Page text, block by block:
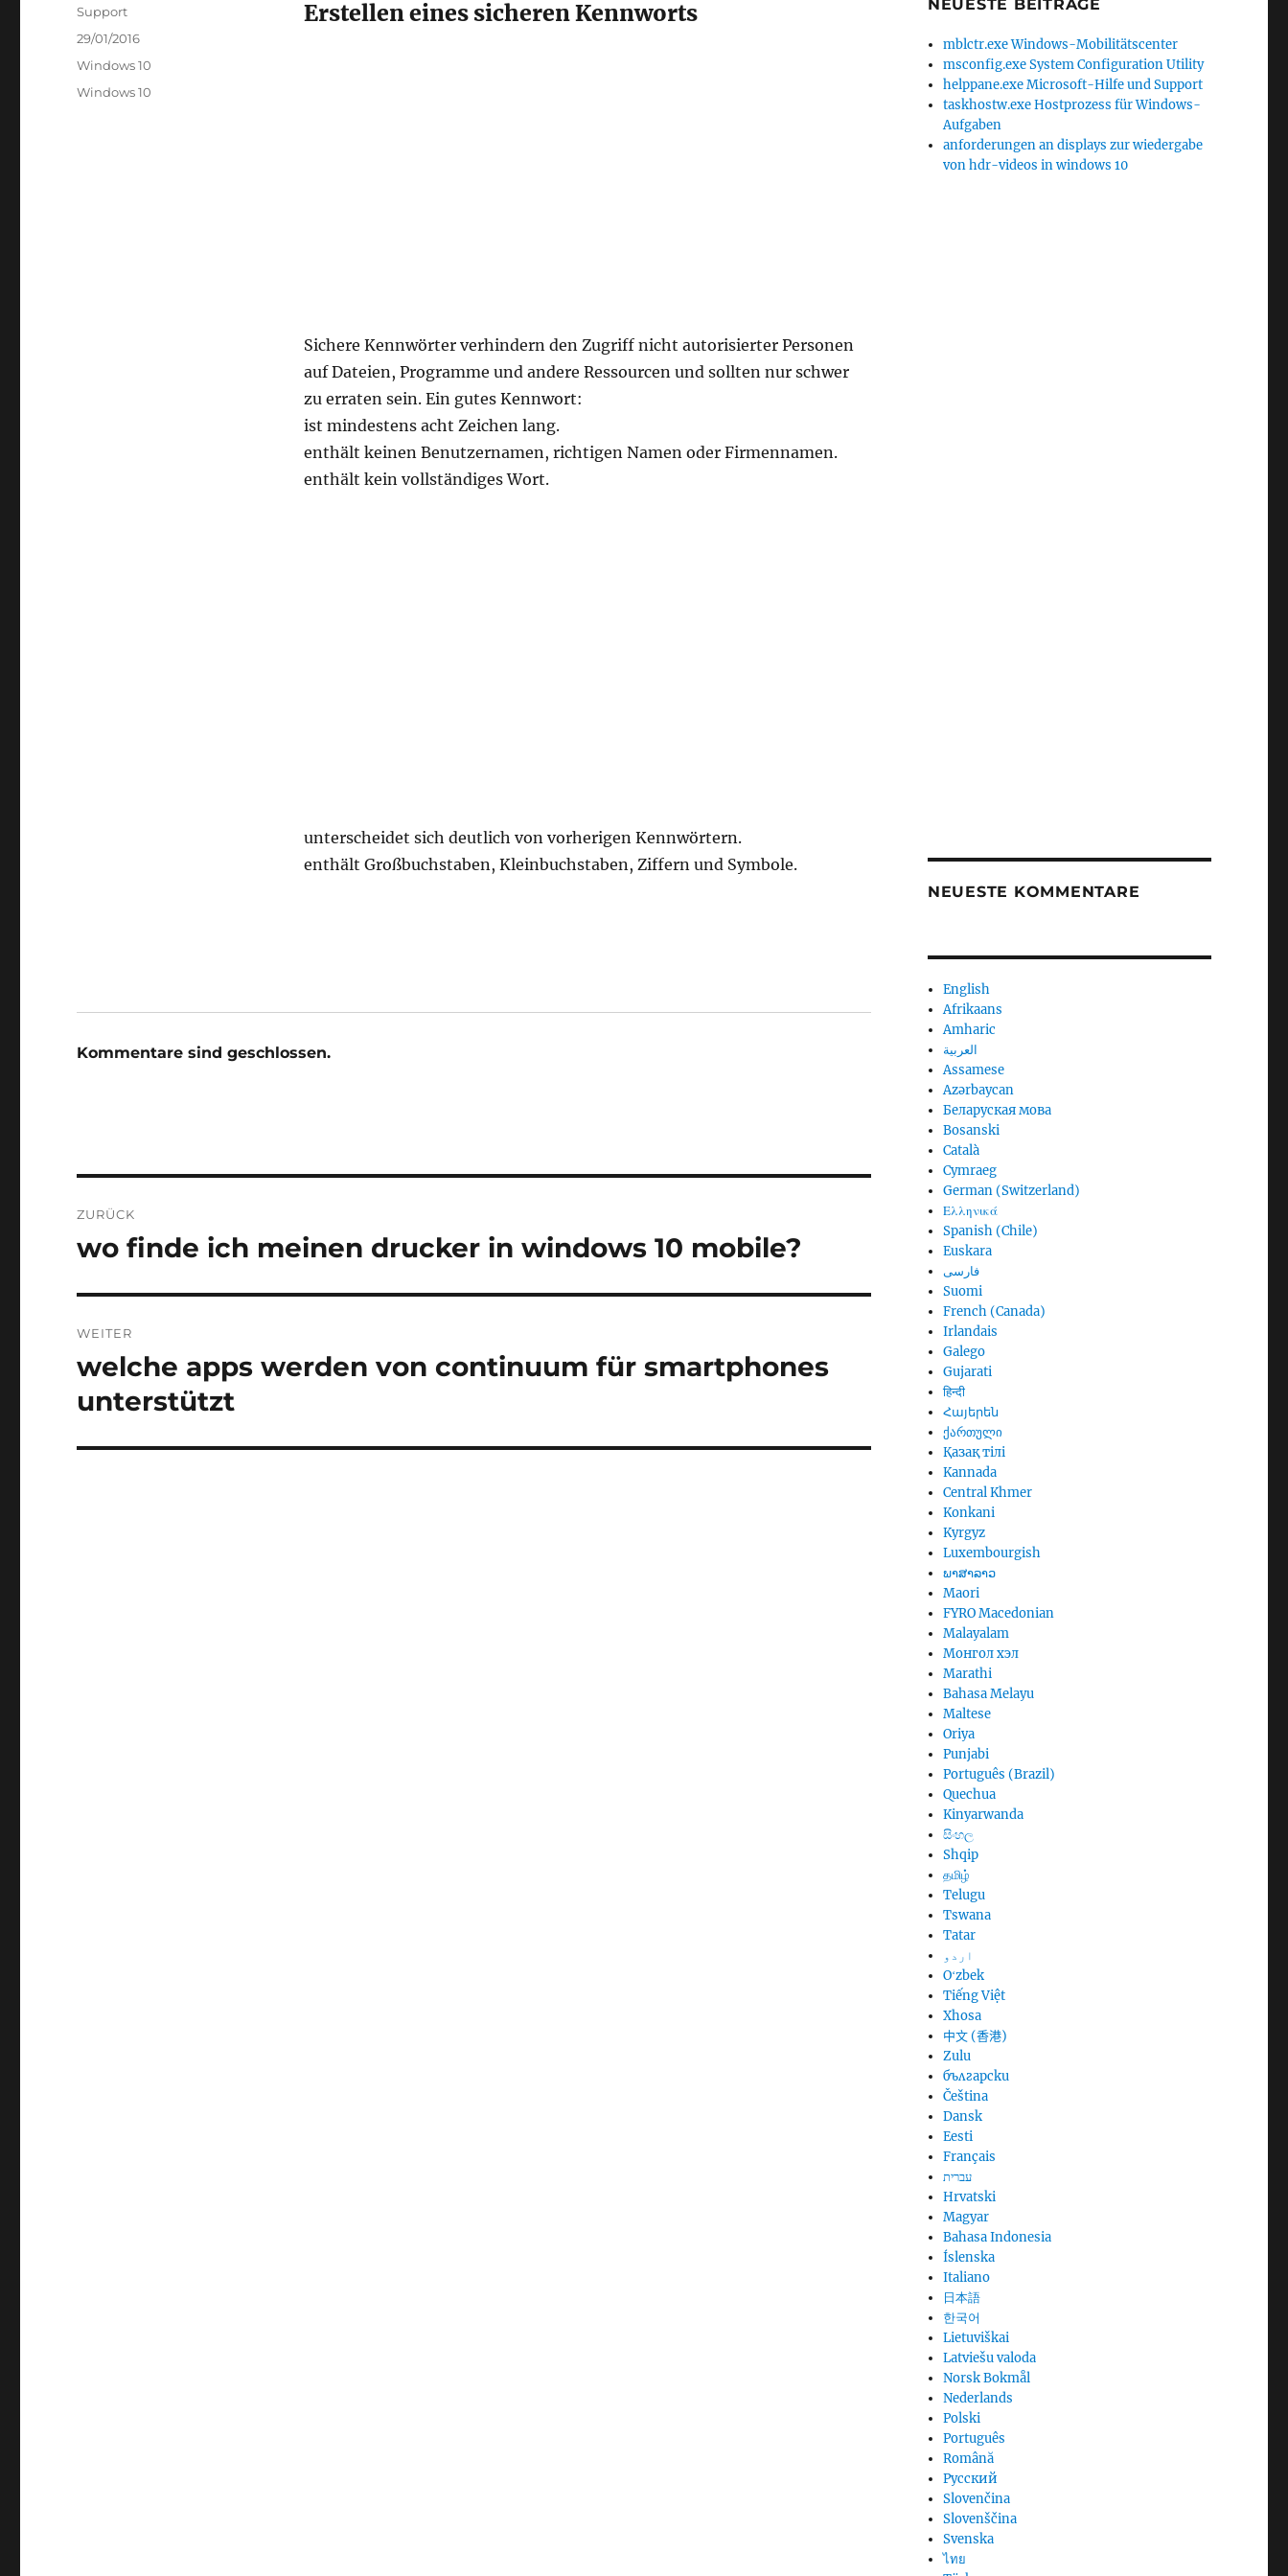
Erstellen eines sicheren Kennworts
Sichere Kennwörter verhindern den Zugriff nicht autorisierter Personen
auf Dateien, Programme und andere Ressourcen und sollten nur schwer
zu erraten sein. Ein gutes Kennwort:
ist mindestens acht Zeichen lang.
enthält keinen Benutzernamen, richtigen Namen oder Firmennamen.
enthält kein vollständiges Wort.
unterscheidet sich deutlich von vorherigen Kennwörtern.
enthält Großbuchstaben, Kleinbuchstaben, Ziffern und Symbole.
Autor
Support
Veröffentlicht
am
29/01/2016
Kategorien
Windows 10
Schlagwörter
Windows 10
Kommentare sind geschlossen.
ZURÜCK
Vorheriger
wo finde ich meinen drucker in windows 10 mobile?
WEITER
Nächster
Beitrag:
welche apps werden von continuum für smartphones
unterstützt
NEUESTE BEITRÄGE
mblctr.exe Windows-Mobilitätscenter
msconfig.exe System Configuration Utility
helppane.exe Microsoft-Hilfe und Support
taskhostw.exe Hostprozess für Windows-
Aufgaben
anforderungen an displays zur wiedergabe
von hdr-videos in windows 10
NEUESTE KOMMENTARE
English
Afrikaans
Amharic
العربية
Assamese
Azərbaycan
Беларуская мова
Bosanski
Català
Cymraeg
German (Switzerland)
Ελληνικά
Spanish (Chile)
Euskara
فارسی
Suomi
French (Canada)
Irlandais
Galego
Gujarati
हिन्दी
Հայերեն
ქართული
Қазақ тілі
Kannada
Central Khmer
Konkani
Kyrgyz
Luxembourgish
ພາສາລາວ
Maori
FYRO Macedonian
Malayalam
Монгол хэл
Marathi
Bahasa Melayu
Maltese
Oriya
Punjabi
Português (Brazil)
Quechua
Kinyarwanda
සිංහල
Shqip
தமிழ்
Telugu
Tswana
Tatar
اردو
Oʻzbek
Tiếng Việt
Xhosa
中文 (香港)
Zulu
български
Čeština
Dansk
Eesti
Français
עברית
Hrvatski
Magyar
Bahasa Indonesia
Íslenska
Italiano
日本語
한국어
Lietuviškai
Latviešu valoda
Norsk Bokmål
Nederlands
Polski
Português
Română
Русский
Slovenčina
Slovenščina
Svenska
ไทย